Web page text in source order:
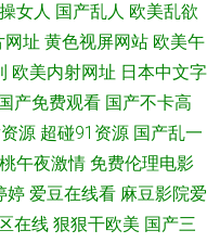
区 一级av91日韩 黄色苍库 91
福利导航 久草五月份 超碰色人
航大全 萌白酱肏屄视频 www
美日韩第一色
女人 国产乱人 欧美乱欲
网址 黄色视屏网站 欧美午
欧美内射网址 日本中文字
产免费观看 国产不卡高
源 超碰91资源 国产乱一
午夜激情 免费伦理电影
婷 爱豆在线看 麻豆影院爱
在线 狠狠干欧美 国产三